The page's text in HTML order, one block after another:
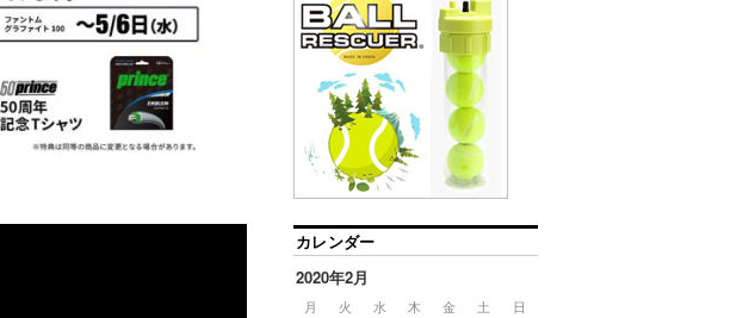
カレンダー
2020年2月
月 火 水 木 金 土 日